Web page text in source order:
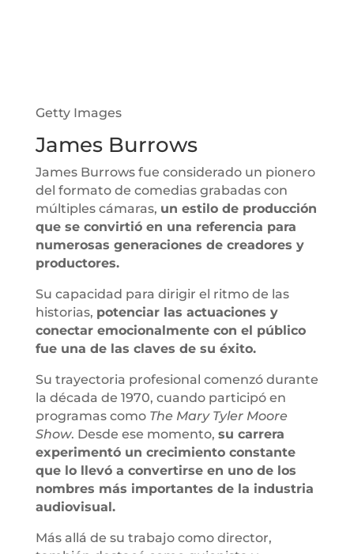
Getty Images
James Burrows
James Burrows fue considerado un pionero
del formato de comedias grabadas con
múltiples cámaras, un estilo de producción
que se convirtió en una referencia para
numerosas generaciones de creadores y
productores.
Su capacidad para dirigir el ritmo de las
historias, potenciar las actuaciones y
conectar emocionalmente con el público
fue una de las claves de su éxito.
Su trayectoria profesional comenzó durante
la década de 1970, cuando participó en
programas como The Mary Tyler Moore
Show. Desde ese momento, su carrera
experimentó un crecimiento constante
que lo llevó a convertirse en uno de los
nombres más importantes de la industria
audiovisual.
Más allá de su trabajo como director,